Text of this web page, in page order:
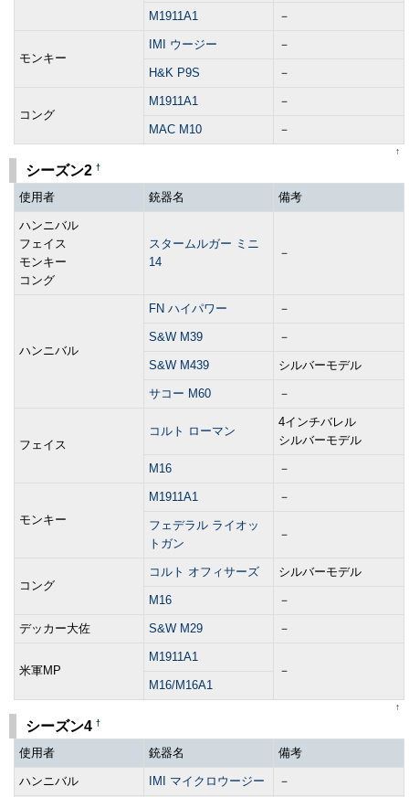
M1911A1 －
モンキー
IMI ウージー －
H&K P9S －
コング
M1911A1 －
MAC M10 －
↑
シーズン2 †
使用者 銃器名 備考
ハンニバル
フェイス
モンキー
コング
スタームルガー ミニ
14
－
ハンニバル
FN ハイパワー －
S&W M39 －
S&W M439 シルバーモデル
サコー M60 －
フェイス
コルト ローマン
4インチバレル
シルバーモデル
M16 －
モンキー
M1911A1 －
フェデラル ライオッ
トガン
－
コング
コルト オフィサーズ シルバーモデル
M16 －
デッカー大佐 S&W M29 －
米軍MP
M1911A1
－
M16/M16A1
↑
シーズン4 †
使用者 銃器名 備考
ハンニバル IMI マイクロウージー －